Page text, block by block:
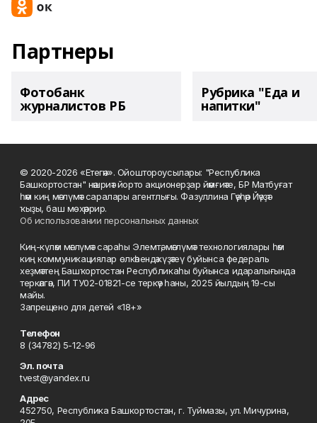
Партнеры
Фотобанк
журналистов РБ
Рубрика "Еда и
напитки"
© 2020-2026 «Етегән». Ойоштороусылары: "Республика
Башкортостан" нәшриәт йорто акционерҙар йәмғиәте, БР Матбуғат
һәм киң мәғлүмәт саралары агентлығы. Фазуллина Гәүһәр Йәүҙәт
ҡыҙы, баш мөхәррир.
Об использовании персональных данных
Киң-күләм мәғлүмәт сараһы Элемтә, мәғлүмәт технологиялары һәм
киң коммуникациялар өлкәһендә күҙәтеү буйынса федераль
хеҙмәттең Башҡортостан Республикаһы буйынса идаралығында
теркәлгән, ПИ ТУ02-01821-се теркәү һаны, 2025 йылдың 19-сы
майы.
Запрещено для детей «18+»
Телефон
8 (34782) 5-12-96
Эл. почта
tvest@yandex.ru
Адрес
452750, Республика Башкортостан, г. Туймазы, ул. Мичурина,